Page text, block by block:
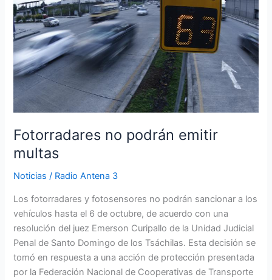
Fotorradares no podrán emitir
multas
Noticias / Radio Antena 3
Los fotorradares y fotosensores no podrán sancionar a los
vehículos hasta el 6 de octubre, de acuerdo con una
resolución del juez Emerson Curipallo de la Unidad Judicial
Penal de Santo Domingo de los Tsáchilas. Esta decisión se
tomó en respuesta a una acción de protección presentada
por la Federación Nacional de Cooperativas de Transporte
podrán
emitir
multas